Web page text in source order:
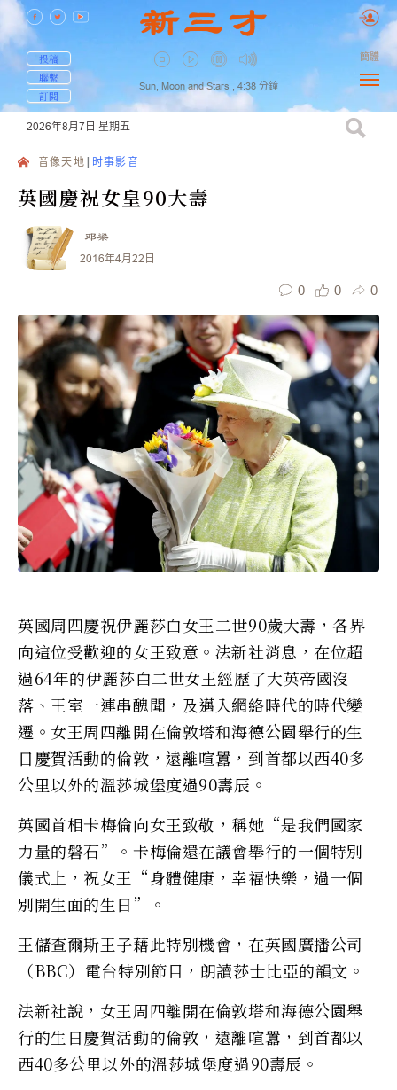
投稿
聯繫
訂閱
Sun, Moon and Stars , 4:38 分鐘
簡體
2026年8月7日 星期五
音像天地 时事影音
英國慶祝女皇90大壽
邓梁
2016年4月22日
0 0 0
英國周四慶祝伊麗莎白女王二世90歲大壽，各界
向這位受歡迎的女王致意。法新社消息，在位超
過64年的伊麗莎白二世女王經歷了大英帝國沒
落、王室一連串醜聞，及邁入網絡時代的時代變
遷。女王周四離開在倫敦塔和海德公園舉行的生
日慶賀活動的倫敦，遠離喧囂，到首都以西40多
公里以外的溫莎城堡度過90壽辰。
英國首相卡梅倫向女王致敬，稱她“是我們國家
力量的磐石”。卡梅倫還在議會舉行的一個特別
儀式上，祝女王“身體健康，幸福快樂，過一個
別開生面的生日”。
王儲查爾斯王子藉此特別機會，在英國廣播公司
（BBC）電台特別節目，朗讀莎士比亞的韻文。
法新社說，女王周四離開在倫敦塔和海德公園舉
行的生日慶賀活動的倫敦，遠離喧囂，到首都以
西40多公里以外的溫莎城堡度過90壽辰。